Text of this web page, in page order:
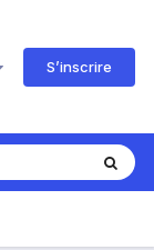
S’inscrire